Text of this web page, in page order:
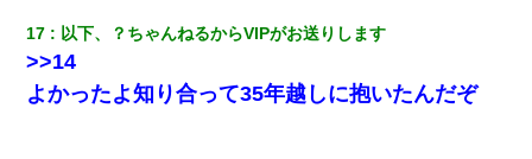
書店「息子さんが万引きしました」私「はっ？(息子目の前にいる
し…)うちの子ではないので迎えに行きません」→息子を名乗って
た人物の正体が判明するも・・・
17 以下、？ちゃんねるからVIPがお送りします
>>14
よかったよ知り合って35年越しに抱いたんだぞ